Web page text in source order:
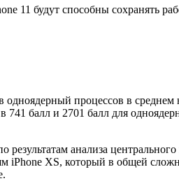
11 будут способны сохранять
одноядерный процессов в среднем
741 балл и 2701 балл для
анализа
iPhone XS, который в общей